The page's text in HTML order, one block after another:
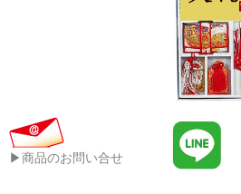
▶商品のお問い合せ